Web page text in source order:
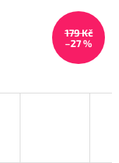
179 Kč
–27 %